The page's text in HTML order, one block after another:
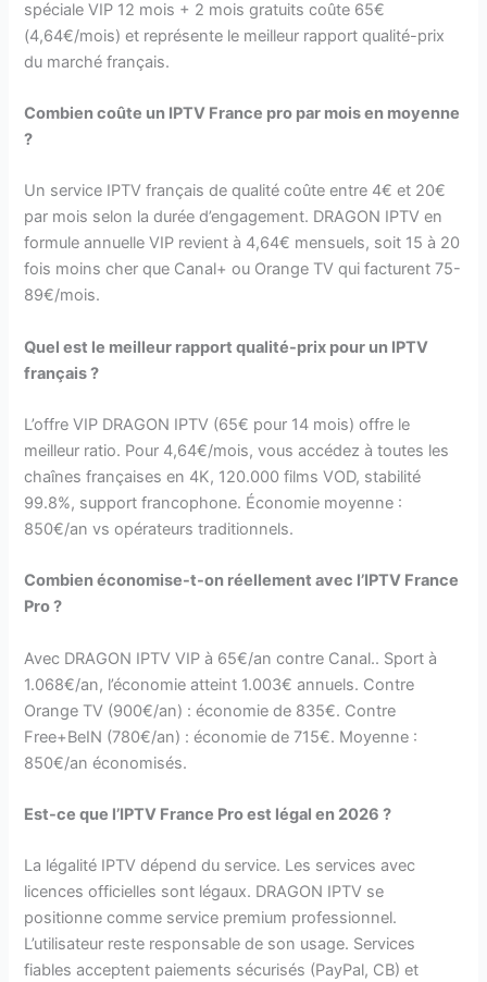
spéciale VIP 12 mois + 2 mois gratuits coûte 65€
(4,64€/mois) et représente le meilleur rapport qualité-prix
du marché français.
Combien coûte un IPTV France pro par mois en moyenne
?
Un service IPTV français de qualité coûte entre 4€ et 20€
par mois selon la durée d’engagement. DRAGON IPTV en
formule annuelle VIP revient à 4,64€ mensuels, soit 15 à 20
fois moins cher que Canal+ ou Orange TV qui facturent 75-
89€/mois.
Quel est le meilleur rapport qualité-prix pour un IPTV
français ?
L’offre VIP DRAGON IPTV (65€ pour 14 mois) offre le
meilleur ratio. Pour 4,64€/mois, vous accédez à toutes les
chaînes françaises en 4K, 120.000 films VOD, stabilité
99.8%, support francophone. Économie moyenne :
850€/an vs opérateurs traditionnels.
Combien économise-t-on réellement avec l’IPTV France
Pro ?
Avec DRAGON IPTV VIP à 65€/an contre Canal.. Sport à
1.068€/an, l’économie atteint 1.003€ annuels. Contre
Orange TV (900€/an) : économie de 835€. Contre
Free+BeIN (780€/an) : économie de 715€. Moyenne :
850€/an économisés.
Est-ce que l’IPTV France Pro est légal en 2026 ?
La légalité IPTV dépend du service. Les services avec
licences officielles sont légaux. DRAGON IPTV se
positionne comme service premium professionnel.
L’utilisateur reste responsable de son usage. Services
fiables acceptent paiements sécurisés (PayPal, CB) et